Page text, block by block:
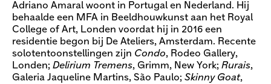
Adriano Amaral woont in Portugal en Nederland. Hij
behaalde een MFA in Beeldhouwkunst aan het Royal
College of Art, Londen voordat hij in 2016 een
residentie begon bij De Ateliers, Amsterdam. Recente
solotentoonstellingen zijn Condo, Rodeo Gallery,
Londen; Delirium Tremens, Grimm, New York; Rurais,
Galeria Jaqueline Martins, São Paulo; Skinny Goat,